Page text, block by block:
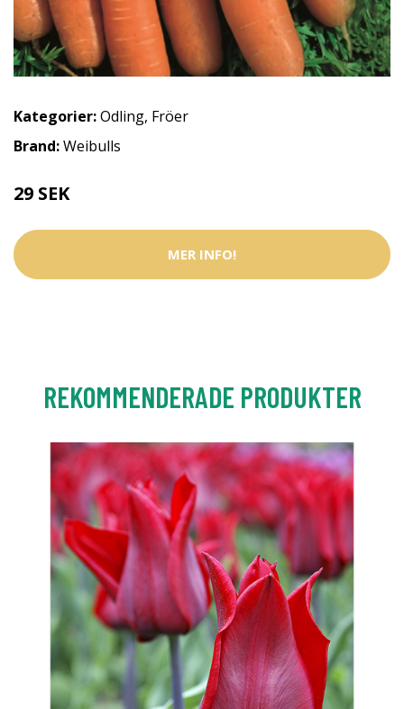
Kategorier:Odling, Fröer
Brand:Weibulls
29 SEK
MER INFO!
REKOMMENDERADE PRODUKTER